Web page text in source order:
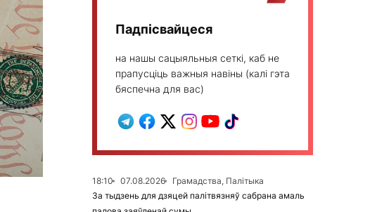
Падпісвайцеся
на нашы сацыяльныя сеткі, каб не
прапусціць важныя навіны (калі гэта
бяспечна для вас)
18:10 07.08.2026
Грамадства, Палітыка
За тыдзень для дзяцей палітвязняў сабрана амаль